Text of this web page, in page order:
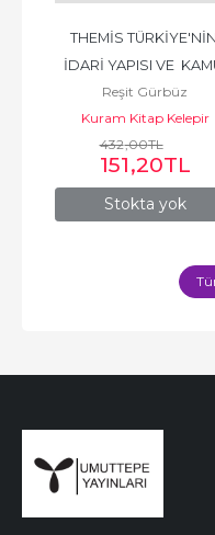
Stokta yok
THEMİS TÜRKİYE'NİN
İDARİ YAPISI VE
GÖREVLİLERİ
Reşit Gürbüz
Kuram Kitap Kelepir
432,00TL
151,20TL